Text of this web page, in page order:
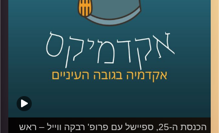
הכנסת ה-25, ספיישל עם פרופ' רבקה ווייל – ראש